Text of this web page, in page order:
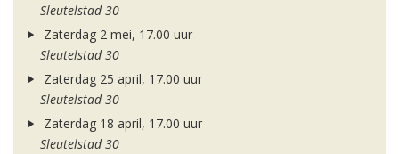
Sleutelstad 30
Zaterdag 2 mei, 17.00 uur
Sleutelstad 30
Zaterdag 25 april, 17.00 uur
Sleutelstad 30
Zaterdag 18 april, 17.00 uur
Sleutelstad 30